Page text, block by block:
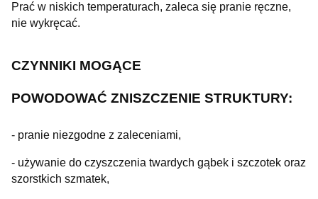
Prać w niskich temperaturach, zaleca się pranie ręczne,
nie wykręcać.
CZYNNIKI MOGĄCE
POWODOWAĆ ZNISZCZENIE STRUKTURY:
- pranie niezgodne z zaleceniami,
- używanie do czyszczenia twardych gąbek i szczotek oraz
szorstkich szmatek,